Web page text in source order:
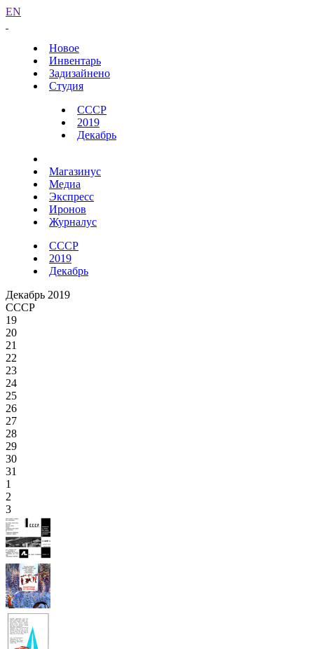
EN
Новое
Инвентарь
Задизайнено
Студия
СССР
2019
Декабрь
Магазинус
Медиа
Экспресс
Иронов
Журналус
СССР
2019
Декабрь
Декабрь 2019
СССР
19
20
21
22
23
24
25
26
27
28
29
30
31
1
2
3